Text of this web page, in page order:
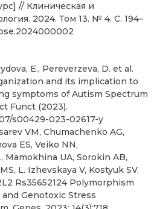
// Клиническая и
2024. Том 13. № 4. С. 194–
E., Pereverzeva, D. et al.
and its implication to
symptoms of Autism Spectrum
Funct (2023).
s00429-023-02617-y
VM, Chumachenko AG,
ES, Veiko NN,
Mamokhina UA, Sorokin AB,
L. Izhevskaya V, Kostyuk SV.
Rs35652124 Polymorphism
Genotoxic Stress